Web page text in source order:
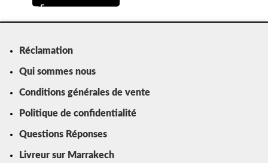
Réclamation
Qui sommes nous
Conditions générales de vente
Politique de confidentialité
Questions Réponses
Livreur sur Marrakech